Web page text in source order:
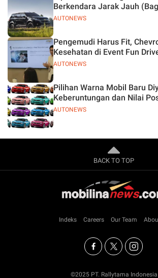
AUTONEWS
Berkendara Jarak Jauh
AUTONEWS
Pengemudi Harus Fit,
Kesehatan di Event Fun
AUTONEWS
Pilihan Warna Mobil Baru
Keberuntungan dan Nilai
BACK TO TOP
Indeks Careers Our Team
©2025 PT. Rallytama Indonesia